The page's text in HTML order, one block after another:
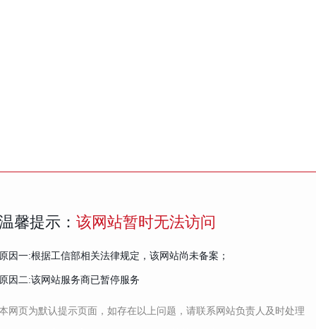
馨提示： 该网站暂时无法访问
因一:根据工信部相关法律规定，该网站尚未备案；
因二:该网站服务商已暂停服务
网页为默认提示页面，如存在以上问题，请联系网站负责人及时处理